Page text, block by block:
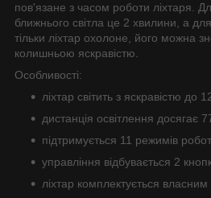
пов'язане з часом роботи ліхтаря.
ближнього світла це 2 хвилини, а
тільки ліхтар охолоне, його можна
колишньою яскравістю.
Особливості:
ліхтар світить з яскравістю до
дистанція освітлення досягає
підтримується 11 режимів
управління відбувається 2
ліхтар комплектується